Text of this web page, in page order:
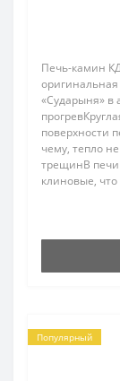
Печь-камин
«Сударыня»
поверхности
чему, тепло
трещинВ печи
клиновые, что
Популярный